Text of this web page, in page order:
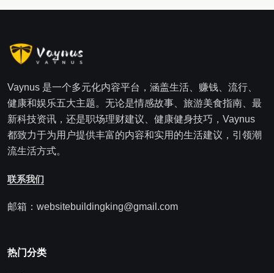
Vaynus 是一个多元化内容平台，涵盖生活、赚钱、流行、
健康和娱乐五大主题。无论是情感故事、旅游美食指南、最
新科技资讯，还是职场理财建议、健康健身技巧，Vaynus
都致力于为用户提供丰富的内容和实用的生活建议，引领潮
流生活方式。
联系我们
邮箱：websitebuildingking@gmail.com
热门分类